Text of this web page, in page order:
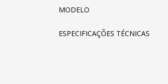
MODELO
ESPECIFICAÇÕES TÉCNICAS